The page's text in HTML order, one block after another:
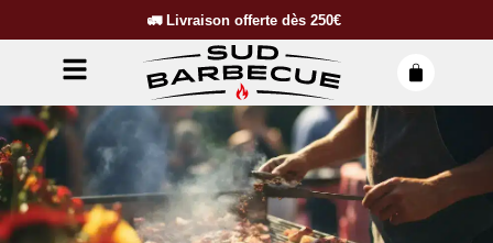
🚛 Livraison offerte dès 250€